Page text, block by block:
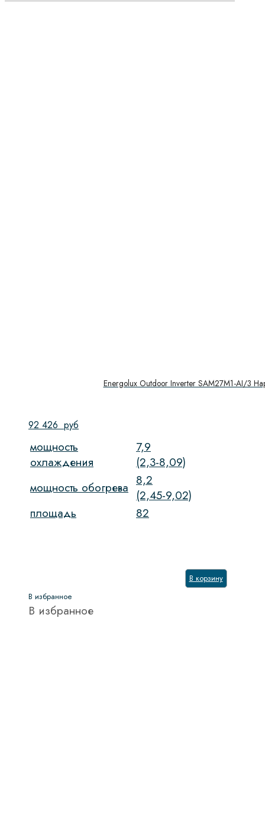
Energolux Outdoor Inverter SAM27M1-AI/3
92 426 руб
мощность
охлаждения
7,9
(2,3-8,09)
мощность обогрева 8,2
(2,45-9,02)
площадь
82
В корзину
В избранное
В избранное